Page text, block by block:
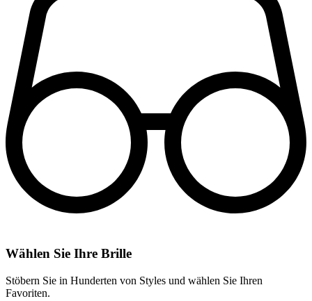
Wählen Sie Ihre Brille
Stöbern Sie in Hunderten von Styles und wählen Sie Ihren
Favoriten.